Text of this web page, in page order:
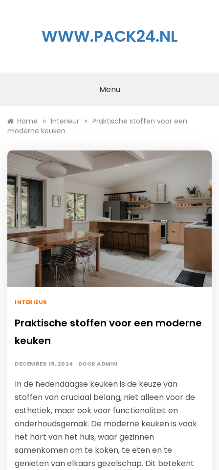
WWW.PACK24.NL
Menu
Home » Interieur » Praktische stoffen voor een
moderne keuken
INTERIEUR
Praktische stoffen voor een moderne
keuken
DECEMBER 19, 2024 DOOR ADMIN
In de hedendaagse keuken is de keuze van
stoffen van cruciaal belang, niet alleen voor de
esthetiek, maar ook voor functionaliteit en
onderhoudsgemak. De moderne keuken is vaak
het hart van het huis, waar gezinnen
samenkomen om te koken, te eten en te
genieten van elkaars gezelschap. Dit betekent